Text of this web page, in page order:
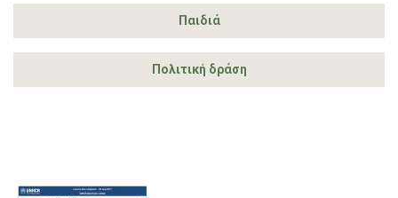
Παιδιά
Πολιτική δράση